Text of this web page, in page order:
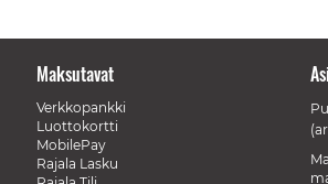
Maksutavat
Verkkopankki
Luottokortti
MobilePay
Rajala Lasku